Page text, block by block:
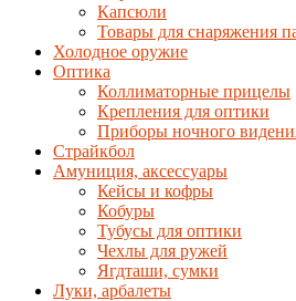
Капсюли
Товары для снаряжения
Холодное оружие
Оптика
Коллиматорные прицелы
Крепления для оптики
Приборы ночного
Страйкбол
Амуниция, аксессуары
Кейсы и кофры
Кобуры
Тубусы для оптики
Чехлы для ружей
Ягдташи, сумки
Луки, арбалеты